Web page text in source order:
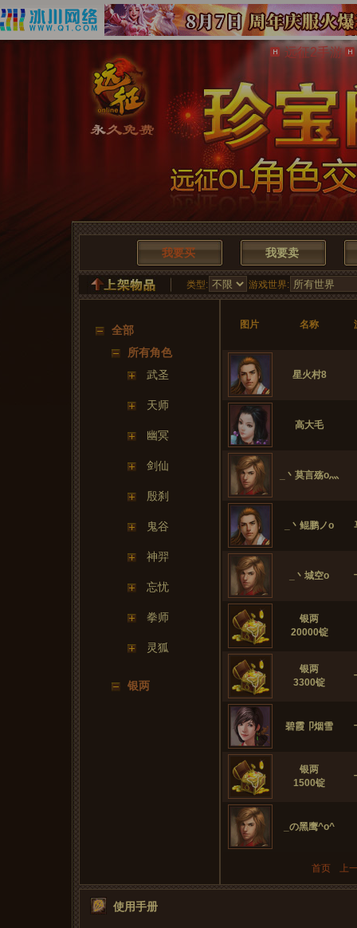
远征2手游
我要买 我要卖
类型: 游戏世界:
全部
所有角色
武圣
天师
幽冥
剑仙
殷刹
鬼谷
神羿
忘忧
拳师
灵狐
银两
图片 名称
星火村8
高大毛
_丶莫言殇o灬
_丶鲲鹏ノo
_丶城空o
银两
20000锭
银两
3300锭
碧霞卩烟雪
银两
1500锭
_の黑鹰^o^
首页 上
使用手册